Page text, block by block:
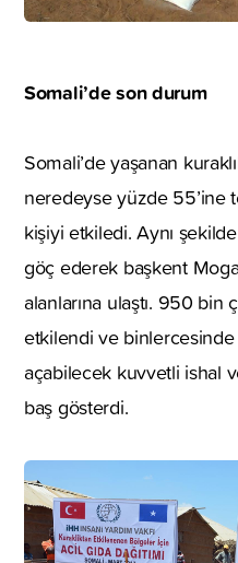
Somali’de son durum
Somali’de yaşanan
neredeyse yüzde 55’ine
kişiyi etkiledi. Aynı
göç ederek başkent
alanlarına ulaştı. 950 bin
etkilendi ve binlercesinde
açabilecek kuvvetli ishal
baş gösterdi.